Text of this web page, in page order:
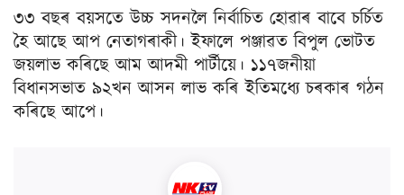
৩৩ বছৰ বয়সতে উচ্চ সদনলৈ নিৰ্বাচিত হোৱাৰ বাবে চৰ্চিত
হৈ আছে আপ নেতাগৰাকী। ইফালে পঞ্জাৱত বিপুল ভোটত
জয়লাভ কৰিছে আম আদমী পাৰ্টীয়ে। ১১৭জনীয়া
বিধানসভাত ৯২খন আসন লাভ কৰি ইতিমধ্যে চৰকাৰ গঠন
কৰিছে আপে।